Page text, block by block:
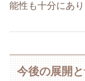
能性も十分にあり
今後の展開